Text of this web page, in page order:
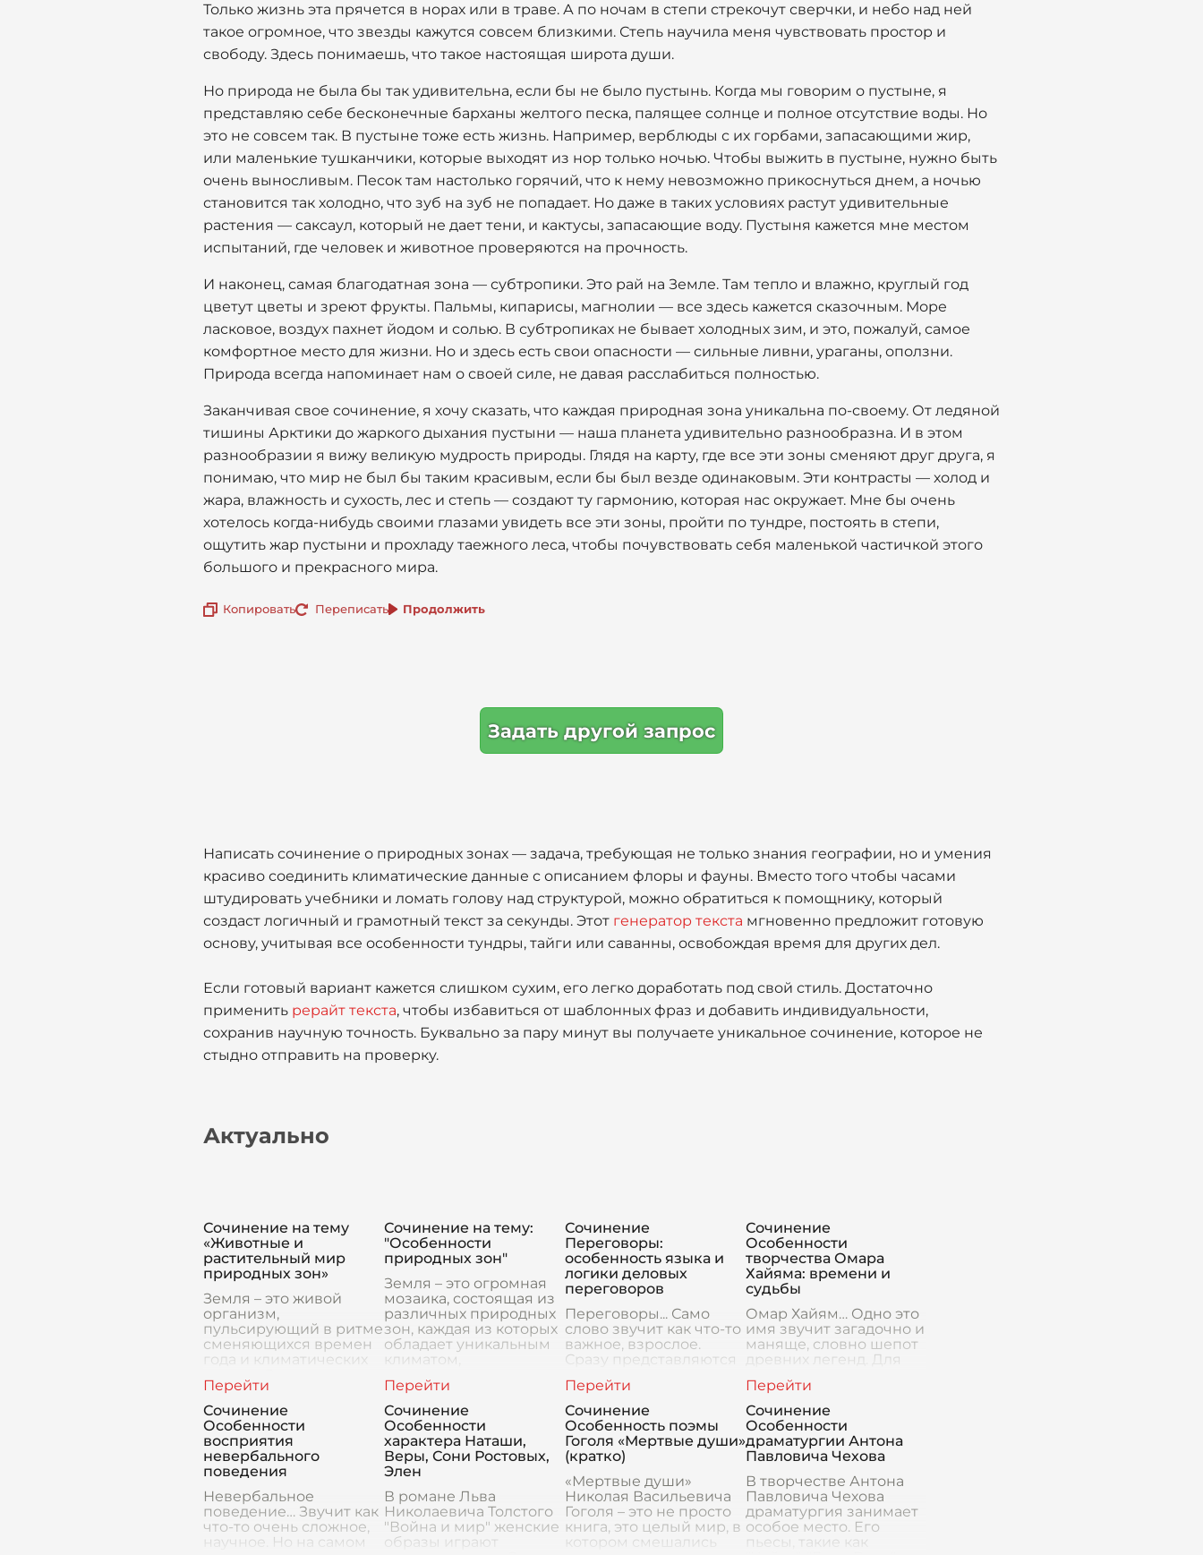
Только жизнь эта прячется в норах или в траве. А по ночам в степи стрекочут сверчки, и небо над ней
такое огромное, что звезды кажутся совсем близкими. Степь научила меня чувствовать простор и
свободу. Здесь понимаешь, что такое настоящая широта души.
Но природа не была бы так удивительна, если бы не было пустынь. Когда мы говорим о пустыне, я
представляю себе бесконечные барханы желтого песка, палящее солнце и полное отсутствие воды. Но
это не совсем так. В пустыне тоже есть жизнь. Например, верблюды с их горбами, запасающими жир,
или маленькие тушканчики, которые выходят из нор только ночью. Чтобы выжить в пустыне, нужно быть
очень выносливым. Песок там настолько горячий, что к нему невозможно прикоснуться днем, а ночью
становится так холодно, что зуб на зуб не попадает. Но даже в таких условиях растут удивительные
растения — саксаул, который не дает тени, и кактусы, запасающие воду. Пустыня кажется мне местом
испытаний, где человек и животное проверяются на прочность.
И наконец, самая благодатная зона — субтропики. Это рай на Земле. Там тепло и влажно, круглый год
цветут цветы и зреют фрукты. Пальмы, кипарисы, магнолии — все здесь кажется сказочным. Море
ласковое, воздух пахнет йодом и солью. В субтропиках не бывает холодных зим, и это, пожалуй, самое
комфортное место для жизни. Но и здесь есть свои опасности — сильные ливни, ураганы, оползни.
Природа всегда напоминает нам о своей силе, не давая расслабиться полностью.
Заканчивая свое сочинение, я хочу сказать, что каждая природная зона уникальна по-своему. От ледяной
тишины Арктики до жаркого дыхания пустыни — наша планета удивительно разнообразна. И в этом
разнообразии я вижу великую мудрость природы. Глядя на карту, где все эти зоны сменяют друг друга, я
понимаю, что мир не был бы таким красивым, если бы был везде одинаковым. Эти контрасты — холод и
жара, влажность и сухость, лес и степь — создают ту гармонию, которая нас окружает. Мне бы очень
хотелось когда-нибудь своими глазами увидеть все эти зоны, пройти по тундре, постоять в степи,
ощутить жар пустыни и прохладу таежного леса, чтобы почувствовать себя маленькой частичкой этого
большого и прекрасного мира.
Копировать Переписать Продолжить
Задать другой запрос
Написать сочинение о природных зонах — задача, требующая не только знания географии, но и умения
красиво соединить климатические данные с описанием флоры и фауны. Вместо того чтобы часами
штудировать учебники и ломать голову над структурой, можно обратиться к помощнику, который
создаст логичный и грамотный текст за секунды. Этот генератор текста мгновенно предложит готовую
основу, учитывая все особенности тундры, тайги или саванны, освобождая время для других дел.
Если готовый вариант кажется слишком сухим, его легко доработать под свой стиль. Достаточно
применить рерайт текста, чтобы избавиться от шаблонных фраз и добавить индивидуальности,
сохранив научную точность. Буквально за пару минут вы получаете уникальное сочинение, которое не
стыдно отправить на проверку.
Актуально
Сочинение на тему
«Животные и
растительный мир
природных зон»
Земля – это живой
организм,
пульсирующий в ритме
сменяющихся времен
года и климатических
льдов до жарких
тропиков, каждый
уголок планеты
уникален и населен н
Сочинение на тему:
"Особенности
природных зон"
Земля – это огромная
мозаика, состоящая из
различных природных
зон, каждая из которых
обладает уникальным
климатом,
животным миром. Эти
зоны, или природные
пояса,
Сочинение
Переговоры:
особенность языка и
логики деловых
переговоров
Переговоры... Само
слово звучит как что-то
важное, взрослое.
Сразу представляются
костюмах за длинным
столом, обсуждающие
судьбы мира или, как
минимум, большой
компа
Сочинение
Особенности
творчества Омара
Хайяма: времени и
судьбы
Омар Хайям… Одно это
имя звучит загадочно и
маняще, словно шепот
древних легенд. Для
автор четверостиший,
рубай, полных
мудрости и иронии. Но
на самом деле, Хайя
Сочинение
Особенности
восприятия
невербального
поведения
Невербальное
поведение… Звучит как
что-то очень сложное,
научное. Но на самом
Сочинение
Особенности
характера Наташи,
Веры, Сони Ростовых,
Элен
В романе Льва
Николаевича Толстого
"Война и мир" женские
образы играют
Сочинение
Особенность поэмы
Гоголя «Мертвые души»
(кратко)
«Мертвые души»
Николая Васильевича
Гоголя – это не просто
книга, это целый мир, в
котором смешались
Сочинение
Особенности
драматургии Антона
Павловича Чехова
В творчестве Антона
Павловича Чехова
драматургия занимает
особое место. Его
пьесы, такие как